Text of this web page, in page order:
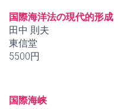
国際海洋法の現代的形成
田中 則夫
東信堂
5500円
国際海峡